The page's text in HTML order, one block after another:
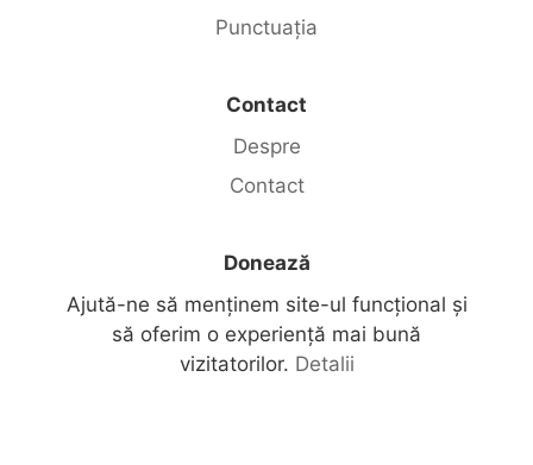
Punctuația
Contact
Despre
Contact
Donează
Ajută-ne să menținem site-ul funcțional și
să oferim o experiență mai bună
vizitatorilor. Detalii